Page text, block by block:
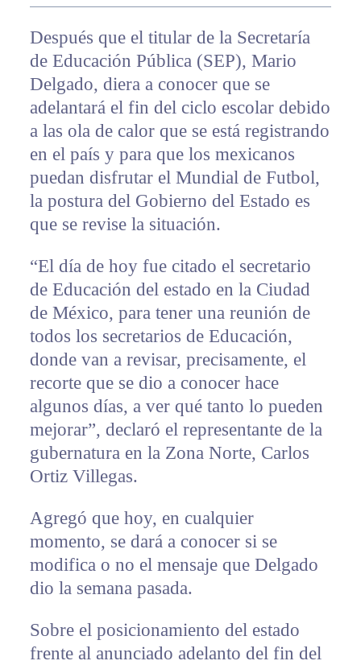
Después que el titular de la Secretaría
de Educación Pública (SEP), Mario
Delgado, diera a conocer que se
adelantará el fin del ciclo escolar debido
a las ola de calor que se está registrando
en el país y para que los mexicanos
puedan disfrutar el Mundial de Futbol,
la postura del Gobierno del Estado es
que se revise la situación.
“El día de hoy fue citado el secretario
de Educación del estado en la Ciudad
de México, para tener una reunión de
todos los secretarios de Educación,
donde van a revisar, precisamente, el
recorte que se dio a conocer hace
algunos días, a ver qué tanto lo pueden
mejorar”, declaró el representante de la
gubernatura en la Zona Norte, Carlos
Ortiz Villegas.
Agregó que hoy, en cualquier
momento, se dará a conocer si se
modifica o no el mensaje que Delgado
dio la semana pasada.
Sobre el posicionamiento del estado
frente al anunciado adelanto del fin del